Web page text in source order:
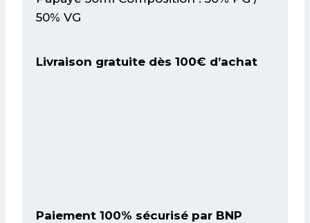
Mangue
50% VG
Livraison gratuite dès 100€ d’achat
Paiement 100% sécurisé par BNP